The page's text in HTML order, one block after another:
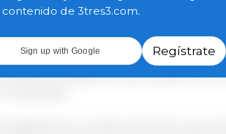
y engorde desde Gran Bretaña.
de animales vivos en otras
y competiciones, seguirán
se transporten de acuerdo con
bienestar.
legislación es consecuencia de una
de 3tres3.com.
Sign up with Google Regístrate